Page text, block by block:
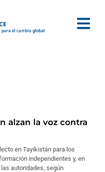
alzan la voz contra
en Tayikistán para los
independientes y, en
autoridades, según